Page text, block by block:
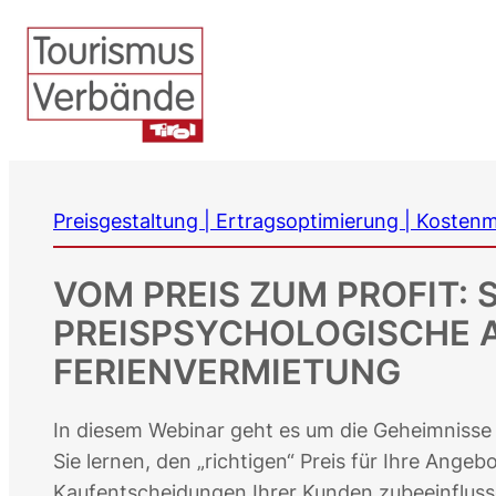
Zum
Inhalt
springen
Preisgestaltung | Ertragsoptimierung |
VOM PREIS ZUM PROFIT:
PREISPSYCHOLOGISCHE
FERIENVERMIETUNG
In diesem Webinar geht es um die
Sie lernen, den „richtigen“ Preis für Ihre